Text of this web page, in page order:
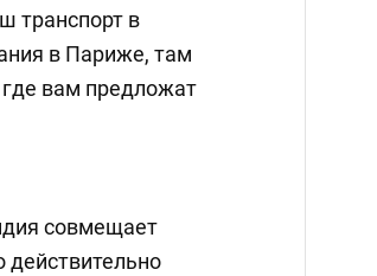
транспорт в
в Париже, там
вам предложат
совмещает
действительно